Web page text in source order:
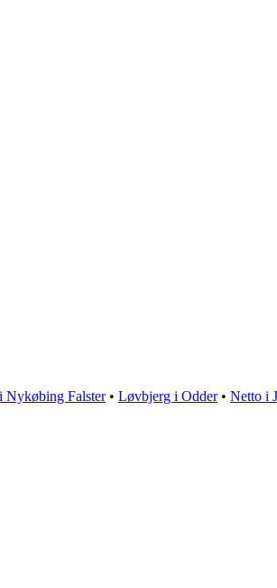
Nykøbing Falster• Løvbjerg i Odder• Netto i